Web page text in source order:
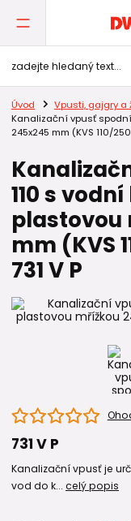
Úvod Vpusti, gajgry a
Kanalizační vpusť
245x245 mm (KVS 110/
110 s
plastovou
mm (KVS
731 V P
731 V P
Kanalizační vpusť je
vod do k... celý popis